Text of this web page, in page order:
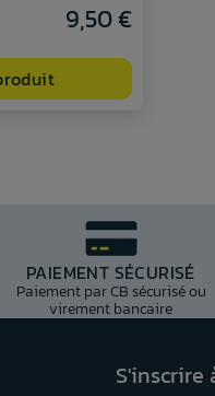
9,50 €
PAIEMENT SÉCURISÉ
Paiement par CB sécurisé ou
virement bancaire
S'inscrire